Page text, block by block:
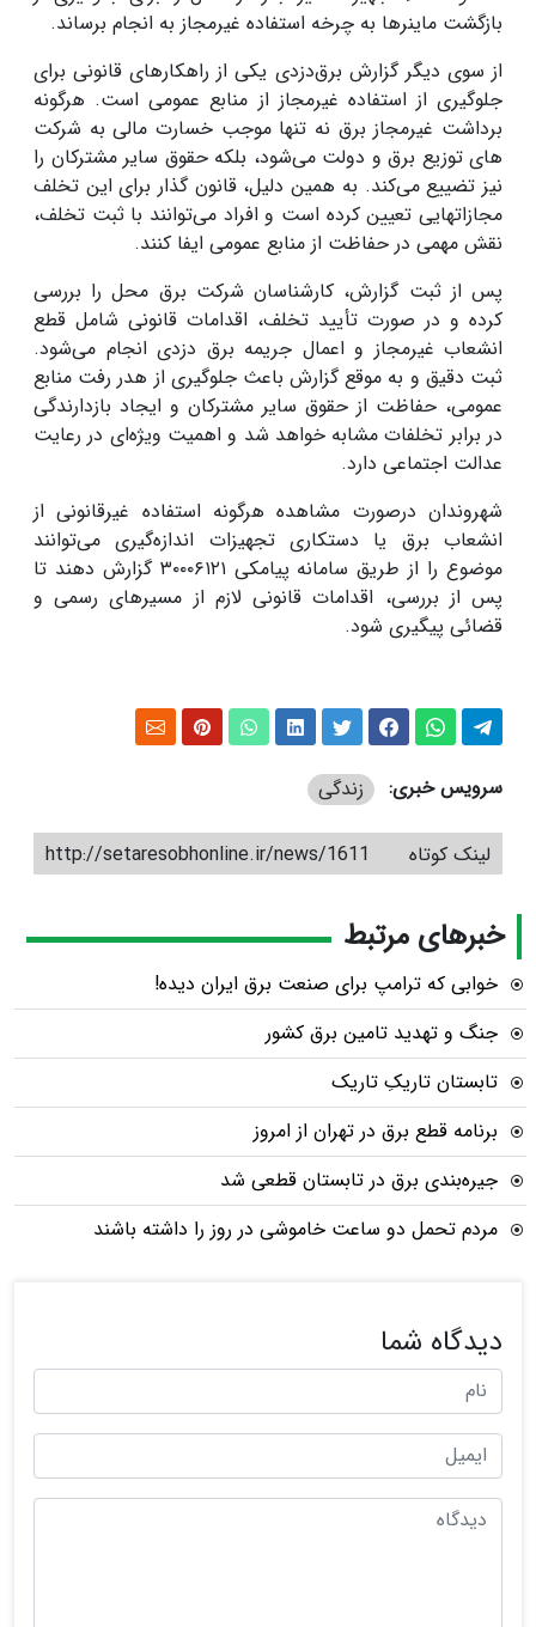
بازگشت ماینرها به چرخه استفاده غیرمجاز به انجام برساند.
از سوی دیگر گزارش برق‌دزدی یکی از راهکارهای قانونی برای
جلوگیری از استفاده غیرمجاز از منابع عمومی است. هرگونه
برداشت غیرمجاز برق نه تنها موجب خسارت مالی به شرکت
های توزیع برق و دولت می‌شود، بلکه حقوق سایر مشترکان را
نیز تضییع می‌کند. به همین دلیل، قانون گذار برای این تخلف
مجازاتهایی تعیین کرده است و افراد می‌توانند با ثبت تخلف،
نقش مهمی در حفاظت از منابع عمومی ایفا کنند.
پس از ثبت گزارش، کارشناسان شرکت برق محل را بررسی
کرده و در صورت تأیید تخلف، اقدامات قانونی شامل قطع
انشعاب غیرمجاز و اعمال جریمه برق دزدی انجام می‌شود.
ثبت دقیق و به موقع گزارش باعث جلوگیری از هدر رفت منابع
عمومی، حفاظت از حقوق سایر مشترکان و ایجاد بازدارندگی
در برابر تخلفات مشابه خواهد شد و اهمیت ویژه‌ای در رعایت
عدالت اجتماعی دارد.
شهروندان درصورت مشاهده هرگونه استفاده غیرقانونی از
انشعاب برق یا دستکاری تجهیزات اندازه‌گیری می‌توانند
موضوع را از طریق سامانه پیامکی ۳۰۰۰۶۱۲۱ گزارش دهند تا
پس از بررسی، اقدامات قانونی لازم از مسیرهای رسمی و
قضائی پیگیری شود.
سرویس خبری: زندگی
لینک کوتاه http://setaresobhonline.ir/news/1611
خبرهای مرتبط
خوابی که ترامپ برای صنعت برق ایران دیده!
جنگ و تهدید تامین برق کشور
تابستان تاریکِ تاریک
برنامه‌ قطع برق در تهران از امروز
جیره‌بندی برق در تابستان قطعی شد
مردم تحمل دو ساعت خاموشی در روز را داشته باشند
دیدگاه شما